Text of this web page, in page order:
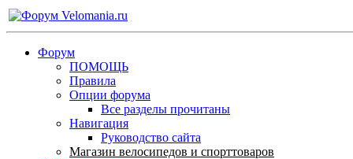
Форум
ПОМОЩЬ
Правила
Опции форума
Все разделы прочитаны
Навигация
Руководство сайта
Магазин велосипедов и спорттоваров